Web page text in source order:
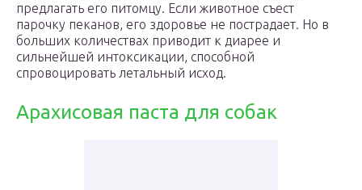
предлагать его питомцу. Если животное съест
парочку пеканов, его здоровье не пострадает. Но в
больших количествах приводит к диарее и
сильнейшей интоксикации, способной
спровоцировать летальный исход.
Арахисовая паста для собак